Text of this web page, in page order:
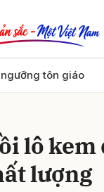
tôn giáo
lô kem
lượng
Gửi